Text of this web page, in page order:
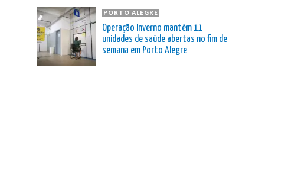
PORTO ALEGRE
Operação Inverno mantém 11
unidades de saúde abertas no fim de
semana em Porto Alegre